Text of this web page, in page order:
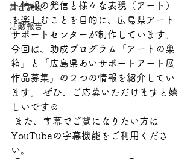
舞台表現
活動報告
ト情報の発信と様々な表現（アート）
を楽しむことを目的に、広島県アート
サポートセンターが制作しています。
今回は、助成プログラム「アートの巣
箱」と「広島県あいサポートアート展
作品募集」の２つの情報を紹介してい
ます。 ぜひ、ご応募いただけますと嬉
しいです☺️
YouTubeの字幕機能をご利用くださ
い。